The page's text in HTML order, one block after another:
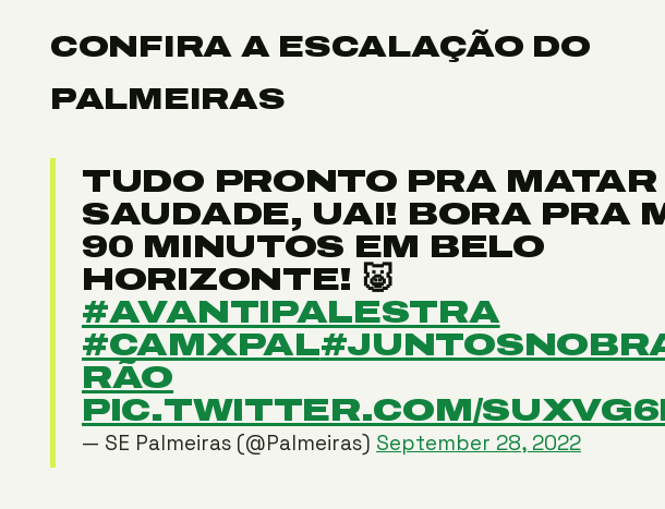
CONFIRA A ESCALAÇÃO DO
PALMEIRAS
TUDO PRONTO PRA MATAR
SAUDADE, UAI! BORA PRA
90 MINUTOS EM BELO
HORIZONTE! 🐷
#AVANTIPALESTRA
#CAMXPAL
RÃO
PIC.TWITTER.COM/
— SE Palmeiras (@Palmeiras) September 28, 2022